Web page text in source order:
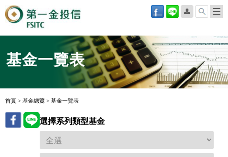
基金一覽表
首頁 > 基金總覽 > 基金一覽表
選擇系列類型基金